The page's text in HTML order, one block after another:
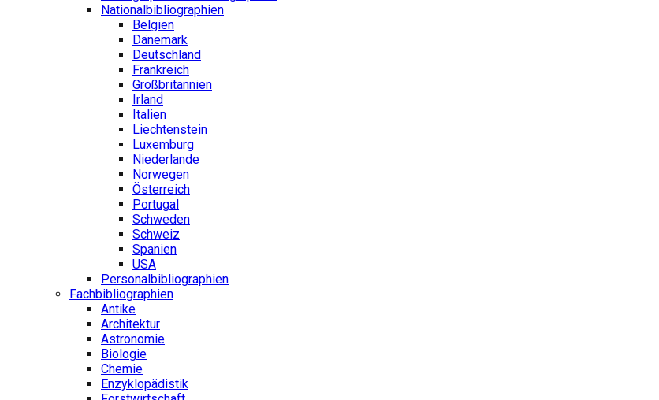
Nationalbibliographien
Belgien
Dänemark
Deutschland
Frankreich
Großbritannien
Irland
Italien
Liechtenstein
Luxemburg
Niederlande
Norwegen
Österreich
Portugal
Schweden
Schweiz
Spanien
USA
Personalbibliographien
Fachbibliographien
Antike
Architektur
Astronomie
Biologie
Chemie
Enzyklopädistik